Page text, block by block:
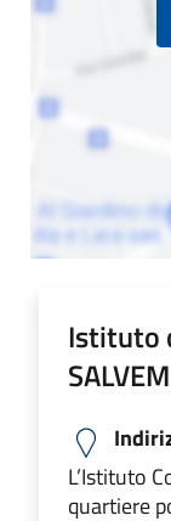
Istituto
L’Istituto
quartiere